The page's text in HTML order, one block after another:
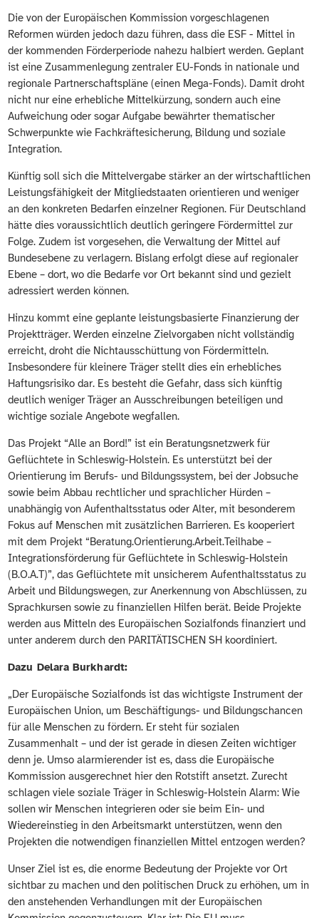
Die von der Europäischen Kommission vorgeschlagenen
Reformen würden jedoch dazu führen, dass die ESF - Mittel in
der kommenden Förderperiode nahezu halbiert werden. Geplant
ist eine Zusammenlegung zentraler EU-Fonds in nationale und
regionale Partnerschaftspläne (einen Mega-Fonds). Damit droht
nicht nur eine erhebliche Mittelkürzung, sondern auch eine
Aufweichung oder sogar Aufgabe bewährter thematischer
Schwerpunkte wie Fachkräftesicherung, Bildung und soziale
Integration.
Künftig soll sich die Mittelvergabe stärker an der wirtschaftlichen
Leistungsfähigkeit der Mitgliedstaaten orientieren und weniger
an den konkreten Bedarfen einzelner Regionen. Für Deutschland
hätte dies voraussichtlich deutlich geringere Fördermittel zur
Folge. Zudem ist vorgesehen, die Verwaltung der Mittel auf
Bundesebene zu verlagern. Bislang erfolgt diese auf regionaler
Ebene – dort, wo die Bedarfe vor Ort bekannt sind und gezielt
adressiert werden können.
Hinzu kommt eine geplante leistungsbasierte Finanzierung der
Projektträger. Werden einzelne Zielvorgaben nicht vollständig
erreicht, droht die Nichtausschüttung von Fördermitteln.
Insbesondere für kleinere Träger stellt dies ein erhebliches
Haftungsrisiko dar. Es besteht die Gefahr, dass sich künftig
deutlich weniger Träger an Ausschreibungen beteiligen und
wichtige soziale Angebote wegfallen.
Das Projekt “Alle an Bord!” ist ein Beratungsnetzwerk für
Geflüchtete in Schleswig-Holstein. Es unterstützt bei der
Orientierung im Berufs- und Bildungssystem, bei der Jobsuche
sowie beim Abbau rechtlicher und sprachlicher Hürden –
unabhängig von Aufenthaltsstatus oder Alter, mit besonderem
Fokus auf Menschen mit zusätzlichen Barrieren. Es kooperiert
mit dem Projekt “Beratung.Orientierung.Arbeit.Teilhabe –
Integrationsförderung für Geflüchtete in Schleswig-Holstein
(B.O.A.T)”, das Geflüchtete mit unsicherem Aufenthaltsstatus zu
Arbeit und Bildungswegen, zur Anerkennung von Abschlüssen, zu
Sprachkursen sowie zu finanziellen Hilfen berät. Beide Projekte
werden aus Mitteln des Europäischen Sozialfonds finanziert und
unter anderem durch den PARITÄTISCHEN SH koordiniert.
Dazu Delara Burkhardt:
„Der Europäische Sozialfonds ist das wichtigste Instrument der
Europäischen Union, um Beschäftigungs- und Bildungschancen
für alle Menschen zu fördern. Er steht für sozialen
Zusammenhalt – und der ist gerade in diesen Zeiten wichtiger
denn je. Umso alarmierender ist es, dass die Europäische
Kommission ausgerechnet hier den Rotstift ansetzt. Zurecht
schlagen viele soziale Träger in Schleswig-Holstein Alarm: Wie
sollen wir Menschen integrieren oder sie beim Ein- und
Wiedereinstieg in den Arbeitsmarkt unterstützen, wenn den
Projekten die notwendigen finanziellen Mittel entzogen werden?
Unser Ziel ist es, die enorme Bedeutung der Projekte vor Ort
sichtbar zu machen und den politischen Druck zu erhöhen, um in
den anstehenden Verhandlungen mit der Europäischen